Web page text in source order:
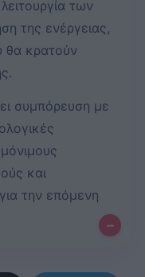
των
της ενέργειας,
θα κρατούν
συμπόρευση με
και
την επόμενη
–